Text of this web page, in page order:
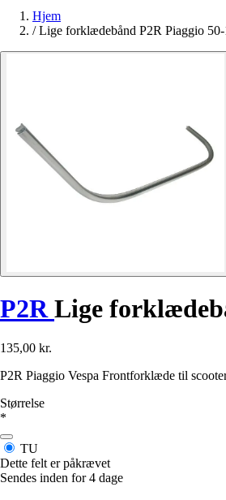
Hjem
/ Lige forklædebånd P2R Piaggio
P2R Lige
135,00 kr.
P2R Piaggio Vespa Frontforklæde til
Størrelse
*
TU
Dette felt er påkrævet
Sendes inden for 4 dage